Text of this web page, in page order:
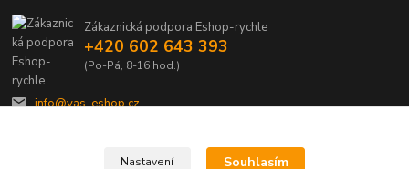
Zákaznická podpora Eshop-rychle
+420 602 643 393
(Po-Pá, 8-16 hod.)
info@vas-eshop.cz
Nastavení Souhlasím